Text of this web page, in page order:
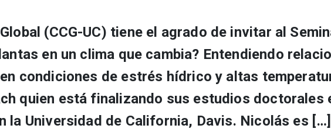
(CCG-UC) tiene el agrado de invitar al
en un clima que cambia? Entendiendo
condiciones de estrés hídrico y altas
quien está finalizando sus estudios doctorales
la Universidad de California, Davis. Nicolás es […]